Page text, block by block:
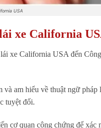
USA
xe California
xe California USA đến
am hiểu về thuật ngữ pháp
tuyệt đối.
cơ quan công chứng để xác